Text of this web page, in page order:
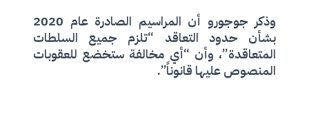
وذكر جوجورو أن المراسيم الصادرة عام 2020
بشأن حدود التعاقد “تلزم جميع السلطات
المتعاقدة”، وأن “أي مخالفة ستخضع للعقوبات
المنصوص عليها قانوناً”.